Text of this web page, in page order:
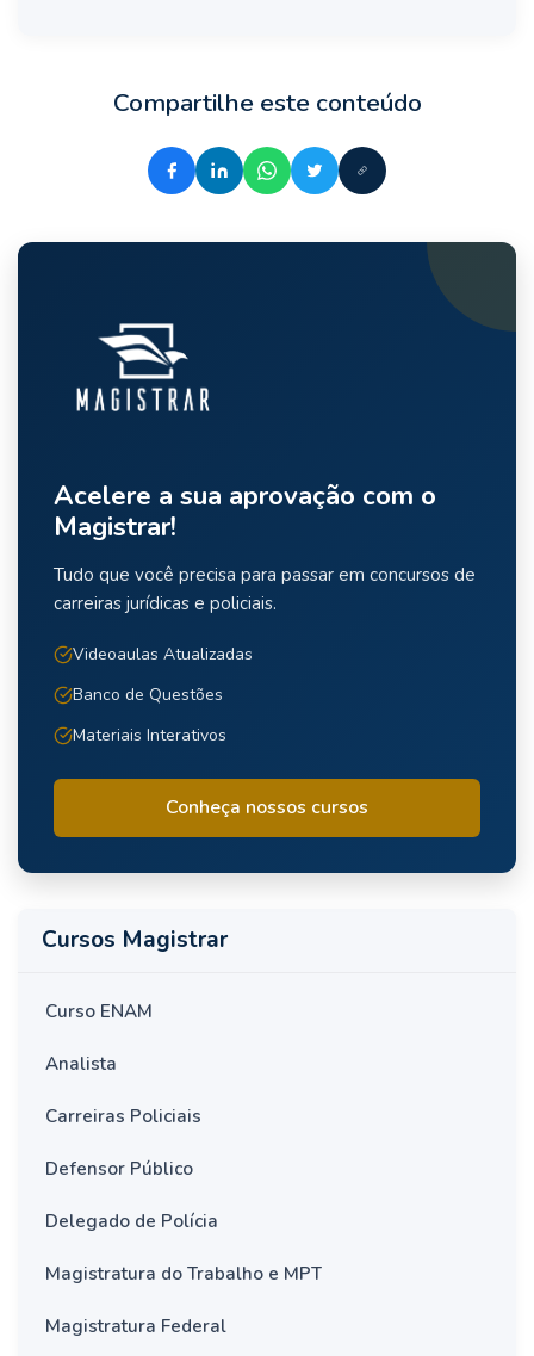
Compartilhe este conteúdo
Acelere a sua aprovação com o
Magistrar!
Tudo que você precisa para passar em concursos de
carreiras jurídicas e policiais.
Videoaulas Atualizadas
Banco de Questões
Materiais Interativos
Conheça nossos cursos
Cursos Magistrar
Curso ENAM
Analista
Carreiras Policiais
Defensor Público
Delegado de Polícia
Magistratura do Trabalho e MPT
Magistratura Federal